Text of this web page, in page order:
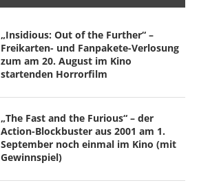
„Insidious: Out of the Further“ –
Freikarten- und Fanpakete-Verlosung
zum am 20. August im Kino
startenden Horrorfilm
„The Fast and the Furious“ – der
Action-Blockbuster aus 2001 am 1.
September noch einmal im Kino (mit
Gewinnspiel)